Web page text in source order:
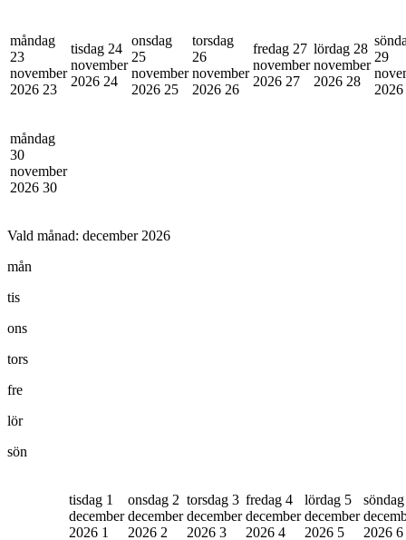
måndag
23
november
2026 23
tisdag 24
november
2026 24
onsdag
25
november
2026 25
torsdag
26
november
2026 26
fredag 27
november
2026 27
lördag 28
november
2026 28
29
2026
måndag
30
november
2026 30
Vald månad: december 2026
mån
tis
ons
tors
fre
lör
sön
tisdag 1
december
2026 1
onsdag 2
december
2026 2
torsdag 3
december
2026 3
fredag 4
december
2026 4
lördag 5
december
2026 5
2026 6